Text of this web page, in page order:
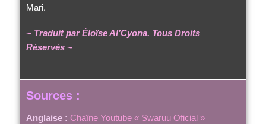
Mari.
~ Traduit par Éloïse Al’Cyona. Tous Droits
Réservés ~
Sources :
Anglaise : Chaîne Youtube « Swaruu Oficial »